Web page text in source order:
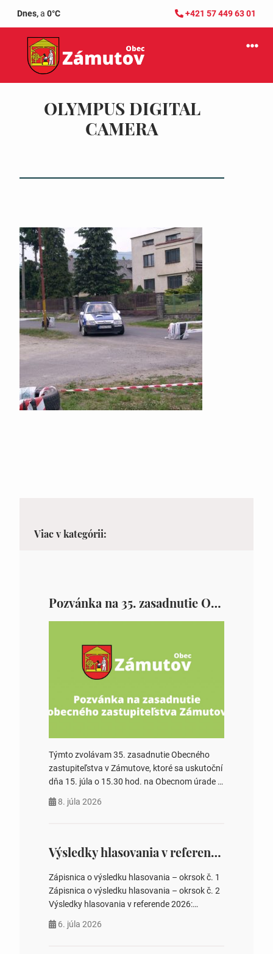
Dnes,a 0°C +421 57 449 63 01
OLYMPUS DIGITAL
CAMERA
Viac v kategórii:
Pozvánka na 35. zasadnutie OZ v Zámutove
Týmto zvolávam 35. zasadnutie Obecného
zastupiteľstva v Zámutove, ktoré sa uskutoční
dňa 15. júla o 15.30 hod. na Obecnom úrade v
rokovania 2. Schválenie návrhovej komisie a
zastupiteľstiev, počtu poslancov obecných
zastupiteľstiev v nich 4. Schválenie odpredaja
obecného pozemku –…
8. júla 2026
Výsledky hlasovania v referende 2026
Zápisnica o výsledku hlasovania – okrsok č. 1
Zápisnica o výsledku hlasovania – okrsok č. 2
Výsledky hlasovania v referende 2026:
na hlasovaní https://www.volbysr.sk/…
6. júla 2026